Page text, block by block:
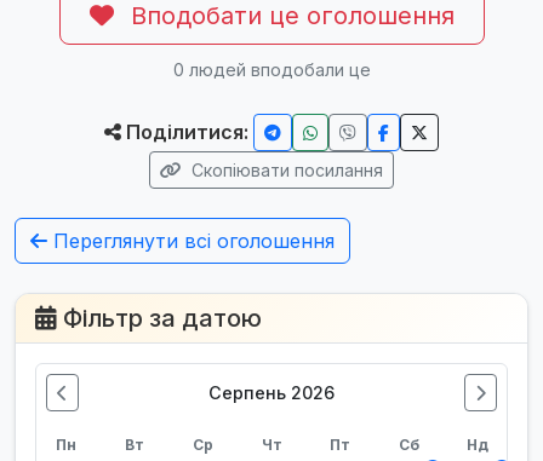
Вподобати це оголошення
0 людей вподобали це
Поділитися:
Скопіювати посилання
Переглянути всі оголошення
Фільтр за датою
Серпень 2026
Пн Вт Ср Чт Пт Сб Нд